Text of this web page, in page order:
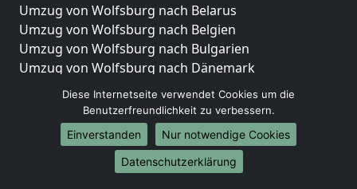
Umzug von Wolfsburg nach Belarus
Umzug von Wolfsburg nach Belgien
Umzug von Wolfsburg nach Bulgarien
Umzug von Wolfsburg nach Dänemark
Umzug von Wolfsburg nach England
Umzug von Wolfsburg nach Portugal
Umzug von Wolfsburg nach Bosnien
und Herzegowina
Umzug von Wolfsburg nach Irland
Diese Internetseite verwendet Cookies um die
Benutzerfreundlichkeit zu verbessern.
Einverstanden
Nur notwendige Cookies
Datenschutzerklärung